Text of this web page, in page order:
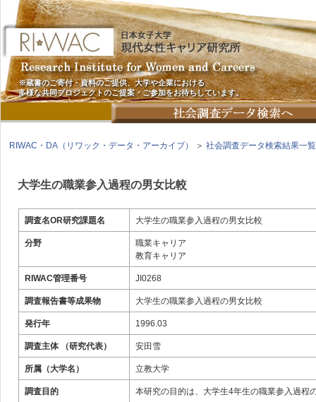
※蔵書のご寄付・資料のご提供、大学や企業における
多様な共同プロジェクトのご提案・ご参加をお待ちしています。
RIWAC・DA（リワック・データ・アーカイブ） ＞ 社会調査データ検索結果一覧
大学生の職業参入過程の男女比較
調査名OR研究課題名 大学生の職業参入過程の男女比較
分野
職業キャリア
教育キャリア
RIWAC管理番号 JI0268
調査報告書等成果物 大学生の職業参入過程の男女比較
発行年 1996.03
調査主体 （研究代表） 安田雪
所属（大学名） 立教大学
調査目的 本研究の目的は、大学生4年生の職業参入過程